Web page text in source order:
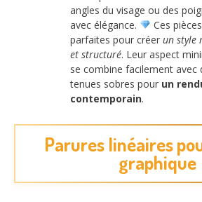
angles du visage ou des
avec élégance.
Ces
parfaites pour créer un style
et structuré. Leur aspect
se combine facilement avec
tenues sobres pour un
contemporain.
Parures linéaires
graphique